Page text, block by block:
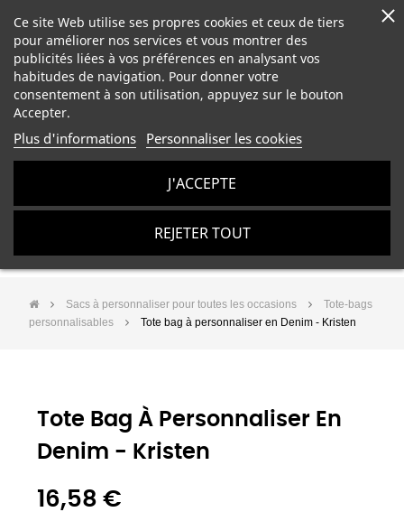
Sacs à personnaliser pour toutes les occasions
Tote-bags
personnalisables
Tote bag à personnaliser en Denim - Kristen
Tote Bag À Personnaliser En
Denim - Kristen
16,58 €
Ce site Web utilise ses propres cookies et ceux de tiers
pour améliorer nos services et vous montrer des
publicités liées à vos préférences en analysant vos
habitudes de navigation. Pour donner votre
consentement à son utilisation, appuyez sur le bouton
Accepter.
Plus d'informations Personnaliser les cookies
REJETER TOUT
J'ACCEPTE